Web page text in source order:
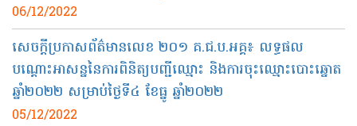
06/12/2022
សេចក្តីប្រកាសព័ត៌មានលេខ ២០១ គ.ជ.ប.អគ្គ៖ លទ្ធផល
បណ្ដោះអាសន្ននៃការពិនិត្យបញ្ជីឈ្មោះ និងការចុះឈ្មោះបោះឆ្នោត
ឆ្នាំ២០២២ សម្រាប់ថ្ងៃទី៤ ខែធ្នូ ឆ្នាំ២០២២
05/12/2022